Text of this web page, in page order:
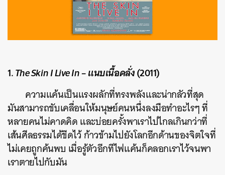
1.The Skin I Live In – แนบเนื้อคลั่ง(2011)
ความแค้นเป็นแรงผลักที่ทรงพลังและน่ากลัวที่สุด
มันสามารถขับเคลื่อนให้มนุษย์คนหนึ่งลงมือทำอะไรๆ ที่
หลายคนไม่คาดคิด และบ่อยครั้งพาเราไปไกลเกินกว่าที่
เส้นศีลธรรมได้ขีดไว้ ก้าวข้ามไปยังโลกอีกด้านของจิตใจที่
ไม่เคยถูกค้นพบ เมื่อรู้ตัวอีกทีไฟแค้นก็คลอกเราไว้จนพา
เราตายไปกับมัน